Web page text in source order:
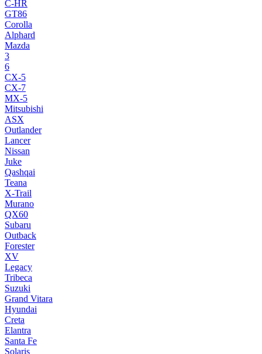
C-HR
GT86
Corolla
Alphard
Mazda
3
6
CX-5
CX-7
MX-5
Mitsubishi
ASX
Outlander
Lancer
Nissan
Juke
Qashqai
Teana
X-Trail
Murano
QX60
Subaru
Outback
Forester
XV
Legacy
Tribeca
Suzuki
Grand Vitara
Hyundai
Creta
Elantra
Santa Fe
Solaris